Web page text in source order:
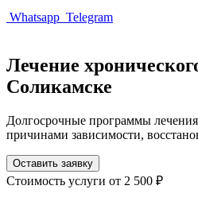
Whatsapp Telegram
Лечение
Соликамске
Долгосрочные программы
причинами зависимости,
Оставить заявку
Стоимость услуги от 2 500 ₽